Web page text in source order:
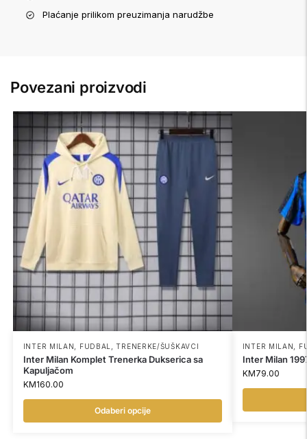
Plaćanje prilikom preuzimanja narudžbe
Povezani proizvodi
INTER MILAN FUDBAL ,TRENERKE/ŠUŠKAVCI
Inter Milan Komplet Trenerka Dukserica sa
Kapuljačom
KM160.00
Odaberi opcije
INTER MILAN
Inter Milan
KM79.00